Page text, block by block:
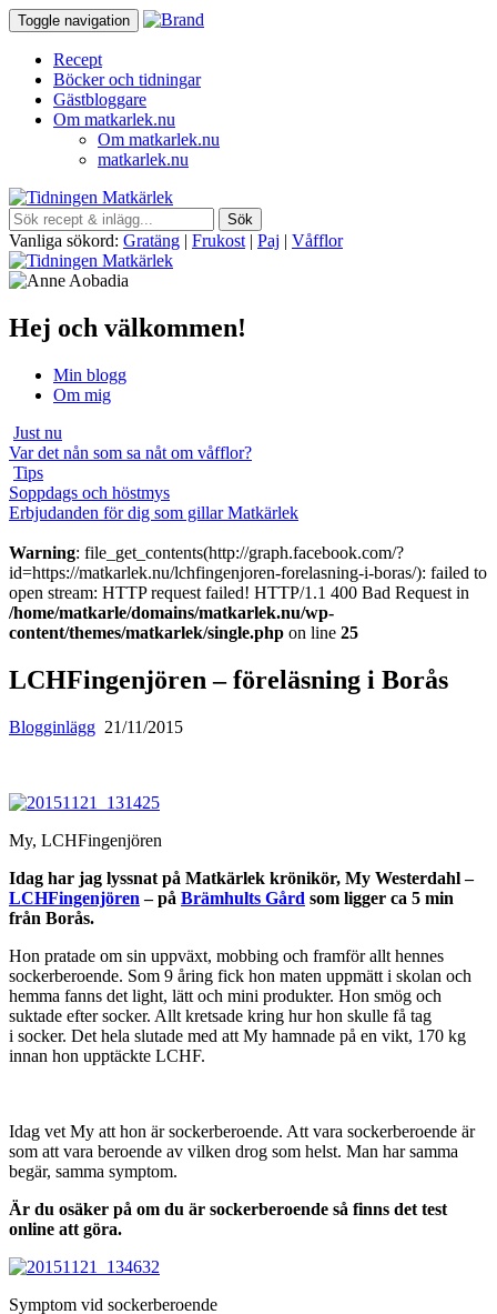
Toggle navigation
Recept
Böcker och tidningar
Gästbloggare
Om matkarlek.nu
Om matkarlek.nu
matkarlek.nu
Vanliga sökord: Gratäng | Frukost | Paj | Våfflor
Hej och välkommen!
Min blogg
Om mig
Just nu
Var det nån som sa nåt om våfflor?
Tips
Soppdags och höstmys
Erbjudanden för dig som gillar Matkärlek
Warning: file_get_contents(http://graph.facebook.com/?
id=https://matkarlek.nu/lchfingenjoren-forelasning-i-boras/): failed to
open stream: HTTP request failed! HTTP/1.1 400 Bad Request in
/home/matkarle/domains/matkarlek.nu/wp-
content/themes/matkarlek/single.php on line 25
LCHFingenjören – föreläsning i Borås
Blogginlägg 21/11/2015
My, LCHFingenjören
Idag har jag lyssnat på Matkärlek krönikör, My Westerdahl –
LCHFingenjören – på Brämhults Gård som ligger ca 5 min
från Borås.
Hon pratade om sin uppväxt, mobbing och framför allt hennes
sockerberoende. Som 9 åring fick hon maten uppmätt i skolan och
hemma fanns det light, lätt och mini produkter. Hon smög och
suktade efter socker. Allt kretsade kring hur hon skulle få tag
i socker. Det hela slutade med att My hamnade på en vikt, 170 kg
innan hon upptäckte LCHF.
Idag vet My att hon är sockerberoende. Att vara sockerberoende är
som att vara beroende av vilken drog som helst. Man har samma
begär, samma symptom.
Är du osäker på om du är sockerberoende så finns det test
online att göra.
Symptom vid sockerberoende